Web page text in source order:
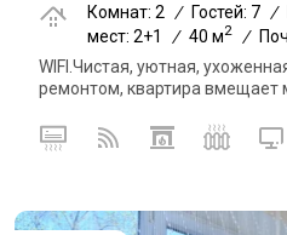
Комнат: 2
/ Гостей: 7 /
мест: 2+1
/ 40 м2 /
WIFI.Чистая, уютная,
ремонтом, квартира вмещает